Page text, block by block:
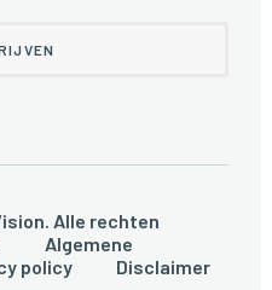
Alle rechten
Algemene
policy Disclaimer